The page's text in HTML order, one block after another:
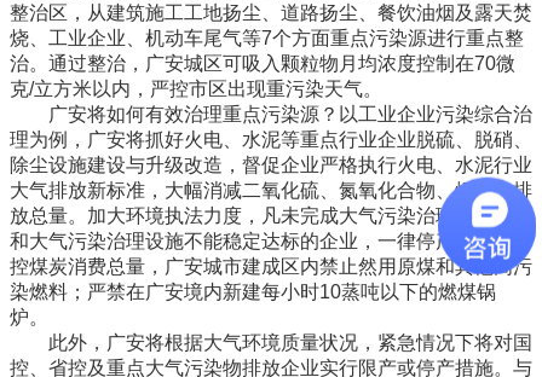
整治区，从建筑施工工地扬尘、道路扬尘、餐饮油烟及露天焚
烧、工业企业、机动车尾气等7个方面重点污染源进行重点整
治。通过整治，广安城区可吸入颗粒物月均浓度控制在70微
克/立方米以内，严控市区出现重污染天气。
广安将如何有效治理重点污染源？以工业企业污染综合治
理为例，广安将抓好火电、水泥等重点行业企业脱硫、脱硝、
除尘设施建设与升级改造，督促企业严格执行火电、水泥行业
大气排放新标准，大幅消减二氧化硫、氮氧化合物、烟粉尘排
放总量。加大环境执法力度，凡未完成大气污染治理年度任务
和大气污染治理设施不能稳定达标的企业，一律停产治理。严
控煤炭消费总量，广安城市建成区内禁止然用原煤和其他高污
染燃料；严禁在广安境内新建每小时10蒸吨以下的燃煤锅
炉。
此外，广安将根据大气环境质量状况，紧急情况下将对国
控、省控及重点大气污染物排放企业实行限产或停产措施。与